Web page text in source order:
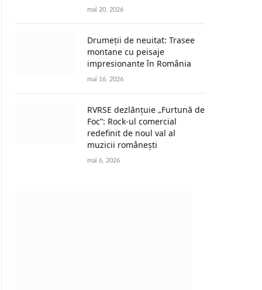
mai 20, 2026
Drumeții de neuitat: Trasee
montane cu peisaje
impresionante în România
mai 16, 2026
RVRSE dezlănțuie „Furtună de
Foc”: Rock-ul comercial
redefinit de noul val al
muzicii românești
mai 6, 2026